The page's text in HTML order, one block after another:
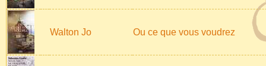
Walton Jo Ou ce que vous voudrez